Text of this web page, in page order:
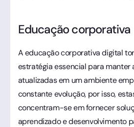
Educação corporativa
A educação corporativa digital
estratégia essencial para manter
atualizadas em um ambiente
constante evolução, por isso,
concentram-se em fornecer
aprendizado e desenvolvimento